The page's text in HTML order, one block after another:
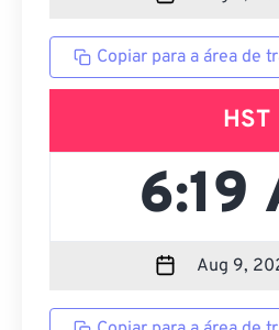
Copiar para a área de
HST